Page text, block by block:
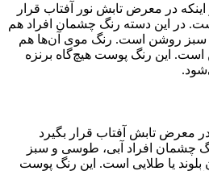
در معرض تابش نور آفتاب قرار
در این دسته رنگ چشمان افراد هم
روشن است. رنگ موی آن‌ها هم
است. این رنگ پوست هیچ‌گاه برنزه
معرض تابش آفتاب قرار بگیرد
چشمان افراد آبی، طوسی و سبز
بلوند یا طلایی است. این رنگ پوست